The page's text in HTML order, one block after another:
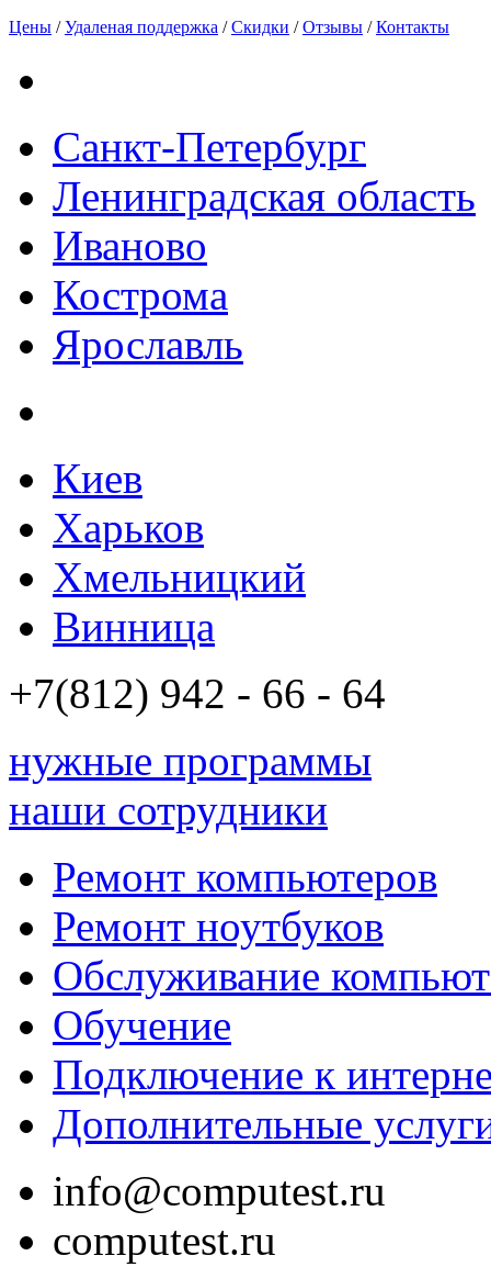
Цены /Удаленая поддержка /Скидки /Отзывы /Контакты
Санкт-Петербург
Ленинградская область
Иваново
Кострома
Ярославль
Киев
Харьков
Хмельницкий
Винница
+7(812) 942 - 66 - 64
нужные программы
наши сотрудники
Ремонт компьютеров
Ремонт ноутбуков
Обслуживание
Обучение
Подключение к
Дополнительные
info@computest.ru
computest.ru